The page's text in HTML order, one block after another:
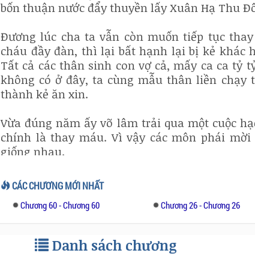
bốn thuận nước đẩy thuyền lấy Xuân Hạ Thu
Đương lúc cha ta vẫn còn muốn tiếp tục
cháu đầy đàn, thì lại bất hạnh lại bị kẻ khác
Tất cả các thân sinh con vợ cả, mấy ca ca tỷ
không có ở đây, ta cùng mẫu thân liền
thành kẻ ăn xin.
Vừa đúng năm ấy võ lâm trải qua một cuộc
chính là thay máu. Vì vậy các môn phái
giống nhau.
Hôm đó ta đứng trước bảng quảng cáo dán
nghĩ lui, cảm thấy Ngũ độc giáo này rất được,
còn không phải nộp lệ phí, mỗi tháng lại
Đợi đến lúc trưởng thành hơn một chút, mới
CÁC CHƯƠNG MỚI NHẤT
Chương 60 - Chương 60 Chương 26 - Chương 26
Danh sách chương